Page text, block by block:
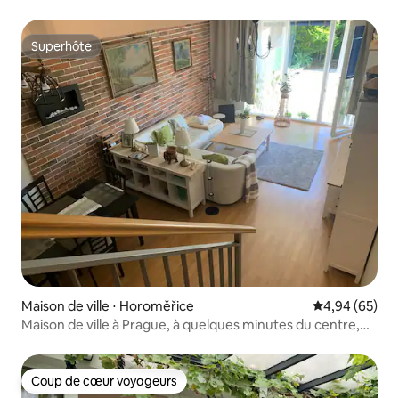
Superhôte
Superhôte
Maison de ville ⋅ Horoměřice Évaluation
4,94 (65)
Maison de ville à Prague, à quelques minutes du centre,
Coup de cœur voyageurs
Coup de cœur voyageurs